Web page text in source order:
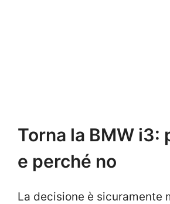
Torna la BMW i3:
e perché no
La decisione è sicuramente